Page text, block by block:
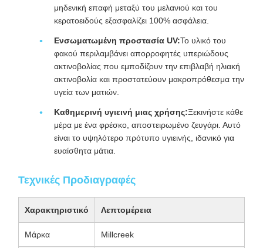
μηδενική επαφή μεταξύ του μελανιού και του
κερατοειδούς εξασφαλίζει 100% ασφάλεια.
Ενσωματωμένη προστασία UV:Το υλικό του
φακού περιλαμβάνει απορροφητές υπεριώδους
ακτινοβολίας που εμποδίζουν την επιβλαβή ηλιακή
ακτινοβολία και προστατεύουν μακροπρόθεσμα την
υγεία των ματιών.
Καθημερινή υγιεινή μιας χρήσης:Ξεκινήστε κάθε
μέρα με ένα φρέσκο, αποστειρωμένο ζευγάρι. Αυτό
είναι το υψηλότερο πρότυπο υγιεινής, ιδανικό για
ευαίσθητα μάτια.
Τεχνικές Προδιαγραφές
Χαρακτηριστικό Λεπτομέρεια
Μάρκα Millcreek